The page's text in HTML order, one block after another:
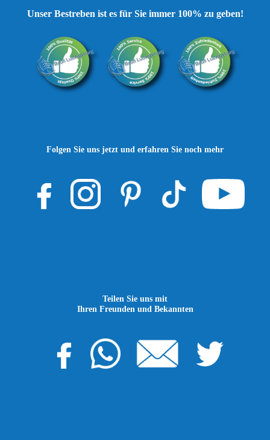
Teilen Sie uns mit
Ihren Freunden und Bekannten
Folgen Sie uns jetzt und erfahren Sie noch mehr
Unser Bestreben ist es für Sie immer 100% zu geben!